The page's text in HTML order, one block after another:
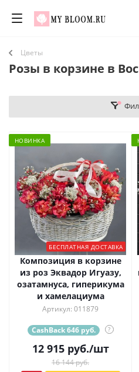
Цветы
Розы в корзине в
НОВИНКА
БЕСПЛАТНАЯ ДОСТАВКА
Композиция в корзине
из роз Эквадор Игуазу,
озатамнуса, гиперикума
и хамелациума
Артикул: 011879
CashBack 646 руб. ?
12 915руб./шт
16 144 руб.